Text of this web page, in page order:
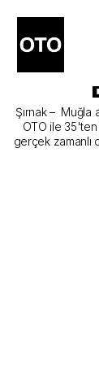
Şırnak –
OTO ile 35'ten
gerçek zamanlı